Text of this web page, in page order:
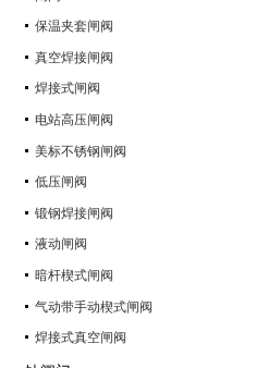
保温夹套闸阀
真空焊接闸阀
焊接式闸阀
电站高压闸阀
美标不锈钢闸阀
低压闸阀
锻钢焊接闸阀
液动闸阀
暗杆楔式闸阀
气动带手动楔式闸阀
焊接式真空闸阀